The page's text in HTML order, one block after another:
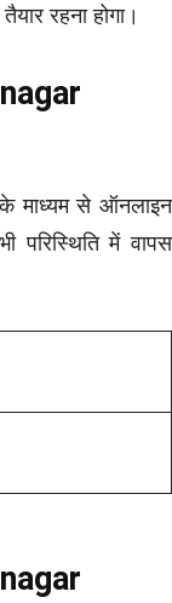
रहना होगा।
माध्यम से ऑनलाइन
परिस्थिति में वापस